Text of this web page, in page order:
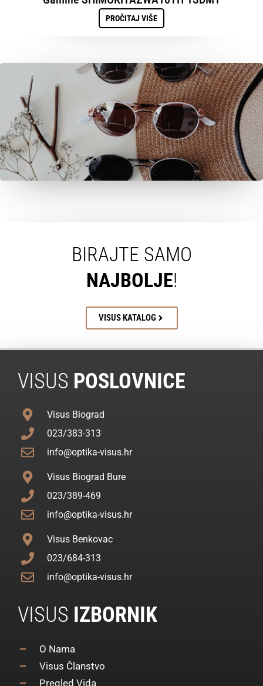
PROČITAJ VIŠE
BIRAJTE SAMO
NAJBOLJE!
VISUS KATALOG
VISUS POSLOVNICE
Visus Biograd
023/383-313
info@optika-visus.hr
Visus Biograd Bure
023/389-469
info@optika-visus.hr
Visus Benkovac
023/684-313
info@optika-visus.hr
VISUS IZBORNIK
O Nama
Visus Članstvo
Pregled Vida